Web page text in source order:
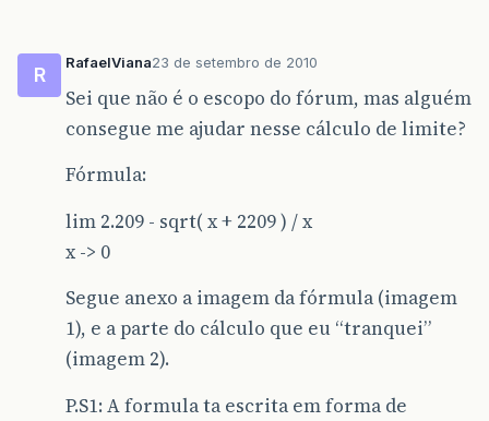
R
RafaelViana23 de setembro de 2010
Sei que não é o escopo do fórum, mas alguém
consegue me ajudar nesse cálculo de limite?
Fórmula:
lim 2.209 - sqrt( x + 2209 ) / x
x -> 0
Segue anexo a imagem da fórmula (imagem
1), e a parte do cálculo que eu “tranquei”
(imagem 2).
P.S1: A formula ta escrita em forma de